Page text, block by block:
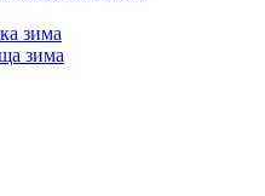
зима
зима